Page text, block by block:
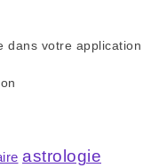
dans votre application
astrologie